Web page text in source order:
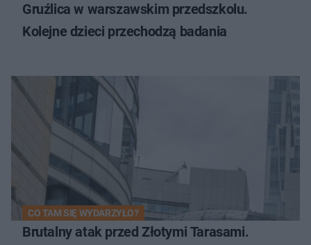
Gruźlica w warszawskim przedszkolu.
Kolejne dzieci przechodzą badania
CO TAM SIĘ WYDARZYŁO?
Brutalny atak przed Złotymi Tarasami.